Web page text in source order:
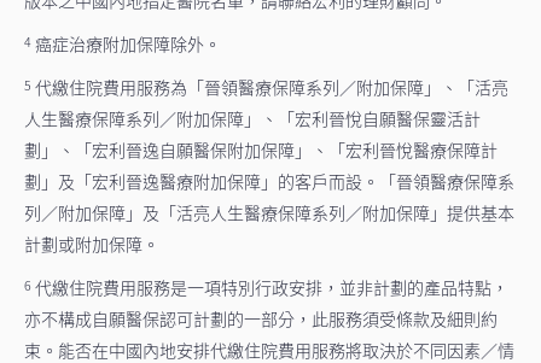
4 癌症治療附加保障除外。
5 代繳住院費用服務為「晉領醫療保障系列／附加保障」、「活亮
人生醫療保障系列／附加保障」、「宏利晉悅自願醫保靈活計
劃」、「宏利晉逸自願醫保附加保障」、「宏利晉悅醫療保障計
劃」及「宏利晉逸醫療附加保障」的客戶而設。「晉領醫療保障系
列／附加保障」及「活亮人生醫療保障系列／附加保障」提供基本
計劃或附加保障。
6 代繳住院費用服務是一項特別行政安排，並非計劃的產品特點，
亦不構成自願醫保認可計劃的一部分，此服務須受條款及細則約
束。能否在中國內地安排代繳住院費用服務將取決於不同因素／情